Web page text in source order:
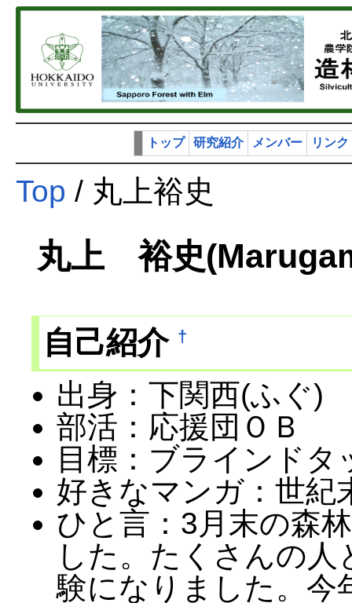
トップ 研究紹介 メンバー リンク
Top / 丸上裕史
丸上 裕史
自己紹介 †
出身：下関西(ふぐ)
部活：応援団ＯＢ
目標：ブラインドタ
好きなマンガ：世紀
ひと言：3月末の森
した。たくさんの
験になりました。今